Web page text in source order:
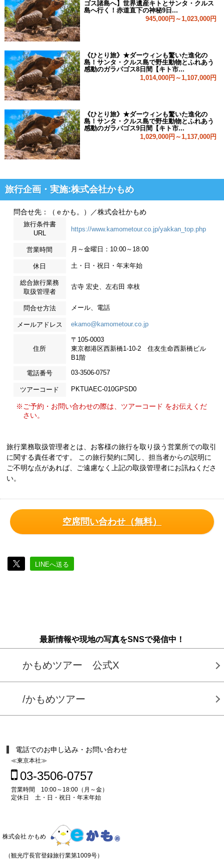
ゴス諸島へ】世界遺産キトとサンタ・クルス
島へ行く！赤道直下の神秘9日...
945,000円～1,023,000円
《ひとり旅》★ダーウィンも驚いた進化の
島！サンタ・クルス島で野生動物とふれあう
感動のガラパゴス8日間【キト市...
1,014,000円～1,107,000円
《ひとり旅》★ダーウィンも驚いた進化の
島！サンタ・クルス島で野生動物とふれあう
感動のガラパゴス9日間【キト市...
1,029,000円～1,137,000円
旅行企画・実施:株式会社かもめ
問合せ先：（ｅかも。）／株式会社かもめ
旅行条件書
URL
https://www.kamometour.co.jp/yakkan_top.php
営業時間 月～金曜日：10:00～18:00
休日 土・日・祝日・年末年始
総合旅行業務
取扱管理者
古寺 宏史、左右田 幸枝
問合せ方法 メール、電話
メールアドレス ekamo@kamometour.co.jp
住所
〒105-0003
東京都港区西新橋1-10-2 住友生命西新橋ビル
B1階
電話番号 03-3506-0757
ツアーコード PKTUAEC-010GPSD0
※ご予約・お問い合わせの際は、ツアーコード をお伝えくだ
さい。
旅行業務取扱管理者とは、お客様の旅行を取り扱う営業所での取引
に関する責任者です。 この旅行契約に関し、担当者からの説明に
ご不明な点があれば、ご遠慮なく上記の取扱管理者にお訊ねくださ
い。
空席問い合わせ（無料）
LINEへ送る
最新情報や現地の写真をSNSで発信中！
かもめツアー 公式X
/かもめツアー
電話でのお申し込み・お問い合わせ
≪東京本社≫
03-3506-0757
営業時間 10:00～18:00（月～金）
定休日 土・日・祝日・年末年始
株式会社 かもめ
（観光庁長官登録旅行業第1009号）